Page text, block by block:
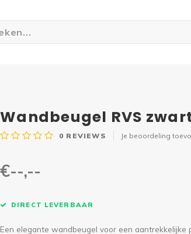
Wandbeugel RVS
0 REVIEWS Je beoordeling
€--,--
DIRECT LEVERBAAR
Een elegante wandbeugel voor een